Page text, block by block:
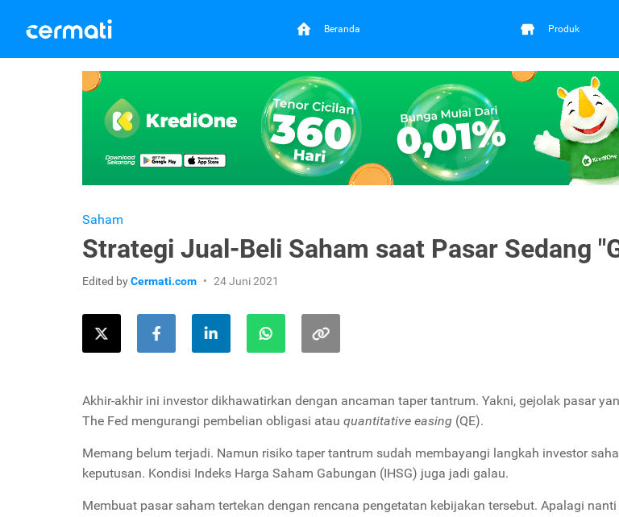
Beranda Produk
Saham
Strategi Jual-Beli Saham saat Pasar Sedang
Edited byCermati.com 24 Juni 2021
Akhir-akhir ini investor dikhawatirkan dengan ancaman taper tantrum. Yakni, gejolak pasar
The Fed mengurangi pembelian obligasi atau quantitative easing (QE).
Memang belum terjadi. Namun risiko taper tantrum sudah membayangi langkah investor
keputusan. Kondisi Indeks Harga Saham Gabungan (IHSG) juga jadi galau.
Membuat pasar saham tertekan dengan rencana pengetatan kebijakan tersebut. Apalagi